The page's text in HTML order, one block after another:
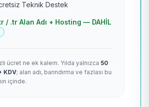
Teknik Destek
/ .tr Alan Adı + Hosting — DAHİL
ücret ne ek kalem. Yılda yalnızca 50
KDV; alan adı, barındırma ve fazlası bu
içinde.